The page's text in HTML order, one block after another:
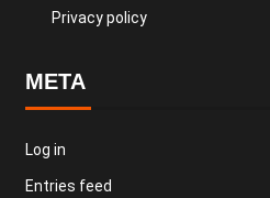
Privacy policy
META
Log in
Entries feed